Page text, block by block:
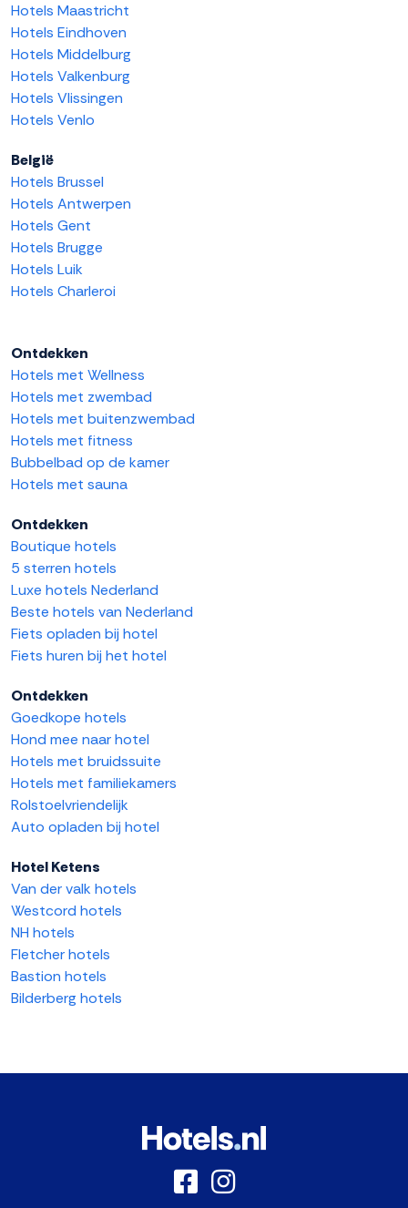
Hotels Maastricht
Hotels Eindhoven
Hotels Middelburg
Hotels Valkenburg
Hotels Vlissingen
Hotels Venlo
België
Hotels Brussel
Hotels Antwerpen
Hotels Gent
Hotels Brugge
Hotels Luik
Hotels Charleroi
Ontdekken
Hotels met Wellness
Hotels met zwembad
Hotels met buitenzwembad
Hotels met fitness
Bubbelbad op de kamer
Hotels met sauna
Ontdekken
Boutique hotels
5 sterren hotels
Luxe hotels Nederland
Beste hotels van Nederland
Fiets opladen bij hotel
Fiets huren bij het hotel
Ontdekken
Goedkope hotels
Hond mee naar hotel
Hotels met bruidssuite
Hotels met familiekamers
Rolstoelvriendelijk
Auto opladen bij hotel
Hotel Ketens
Van der valk hotels
Westcord hotels
NH hotels
Fletcher hotels
Bastion hotels
Bilderberg hotels